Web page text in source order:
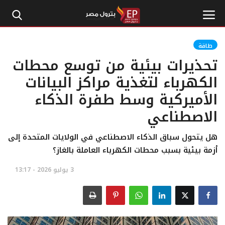
الرئيسية
إتصل بنا
بترول
أخبار مصر
طاقة
طاقة
تحذيرات بيئية من توسع محطات
الكهرباء لتغذية مراكز البيانات
الأميركية وسط طفرة الذكاء
الاصطناعي
هل يتحول سباق الذكاء الاصطناعي في الولايات المتحدة إلى
أزمة بيئية بسبب محطات الكهرباء العاملة بالغاز؟
3 يوليو 2026 - 13:17